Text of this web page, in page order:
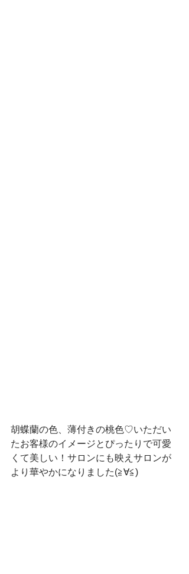
胡蝶蘭の色、薄付きの桃色♡いただい
たお客様のイメージとぴったりで可愛
くて美しい！サロンにも映えサロンが
より華やかになりました(≧∀≦)